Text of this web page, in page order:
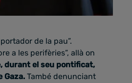
de la pau”.
a les perifèries”, allà on
durant el seu pontificat,
Gaza. També denunciant